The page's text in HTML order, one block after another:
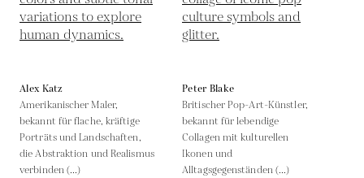
Alex Katz
Amerikanischer Maler,
bekannt für flache, kräftige
Porträts und Landschaften,
die Abstraktion und Realismus
verbinden (...)
Peter Blake
Britischer Pop-Art-Künstler,
bekannt für lebendige
Collagen mit kulturellen
Ikonen und
Alltagsgegenständen (...)